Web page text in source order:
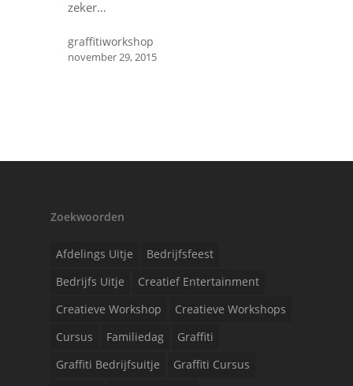
zeker…
graffitiworkshop
november 29, 2015
Zoekwoorden
Afdelings Uitje
Bedrijfsfeest
Bedrijfs Uitje
Creatief Entertainment
Creatieve Workshop
Creatieve Workshops
Cursus
Familiedag
Graffiti
Graffiti Bedrijfsuitje
Graffiti Cursus